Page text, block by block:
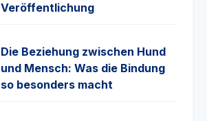
Veröffentlichung
Die Beziehung zwischen Hund
und Mensch: Was die Bindung
so besonders macht